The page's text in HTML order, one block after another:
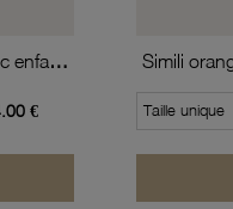
Simili rose-jaune pour bracelet jonc enfant Méli Versa
€ Taille unique